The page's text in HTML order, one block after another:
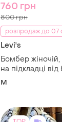
760 грн
800 грн
розпродаж до 07
Levi's
Бомбер
на підкладці
levi's
M